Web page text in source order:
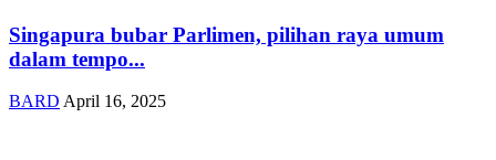
Singapura bubar Parlimen, pilihan raya umum
dalam tempo...
BARD April 16, 2025